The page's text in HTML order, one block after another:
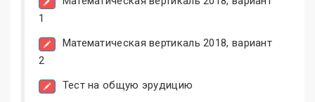
1
Математическая вертикаль 2018, вариант
2
Тест на общую эрудицию